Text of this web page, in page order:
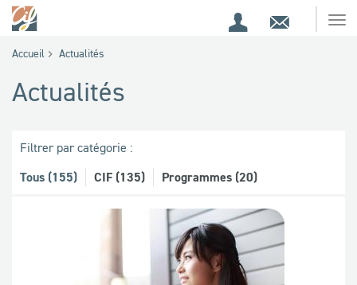
EspaceContact
Accueil Actualités
Actualités
Filtrer par catégorie :
Tous (155) CIF (135) Programmes (20)